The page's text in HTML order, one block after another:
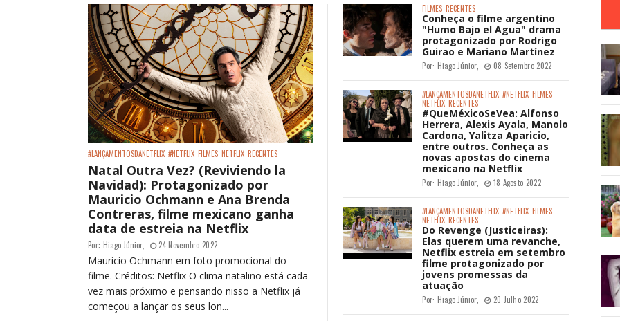
#LANÇAMENTOSDANETFLIX #NETFLIX FILMES NETFLIX RECENTES
Natal Outra Vez? (Reviviendo la
Navidad): Protagonizado por
Mauricio Ochmann e Ana Brenda
Contreras, filme mexicano ganha
data de estreia na Netflix
Por: Hiago Júnior, 24 Novembro 2022
Mauricio Ochmann em foto promocional do
filme. Créditos: Netflix O clima natalino está cada
vez mais próximo e pensando nisso a Netflix já
começou a lançar os seus lon...
FILMES RECENTES
Conheça o filme argentino
"Humo Bajo el Agua" drama
protagonizado por Rodrigo
Guirao e Mariano Martínez
Por: Hiago Júnior, 08 Setembro 2022
#LANÇAMENTOSDANETFLIX #NETFLIX FILMES
NETFLIX RECENTES
#QueMéxicoSeVea: Alfonso
Herrera, Alexis Ayala, Manolo
Cardona, Yalitza Aparicio,
entre outros. Conheça as
novas apostas do cinema
mexicano na Netflix
Por: Hiago Júnior, 18 Agosto 2022
#LANÇAMENTOSDANETFLIX #NETFLIX FILMES
NETFLIX RECENTES
Do Revenge (Justiceiras):
Elas querem uma revanche,
Netflix estreia em setembro
filme protagonizado por
jovens promessas da
atuação
Por: Hiago Júnior, 20 Julho 2022